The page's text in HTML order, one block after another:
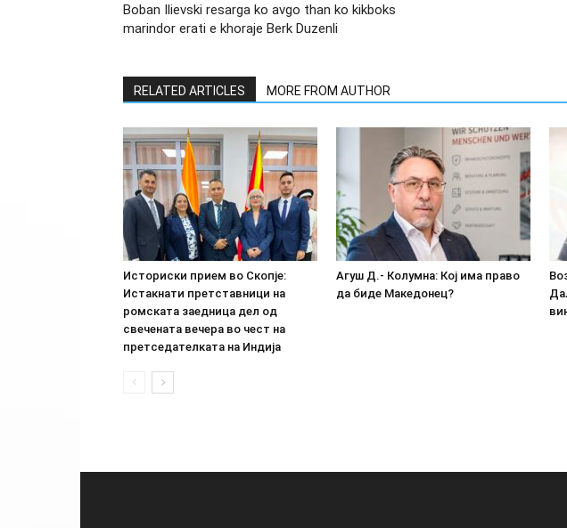
Boban Ilievski resarga ko avgo than ko kikboks
marindor erati e khoraje Berk Duzenli
RELATED ARTICLES MORE FROM AUTHOR
Историски прием во Скопје:
Истакнати претставници на
ромската заедница дел од
свечената вечера во чест на
претседателката на Индија
Агуш Д.- Колумна: Кој има право
да биде Македонец?